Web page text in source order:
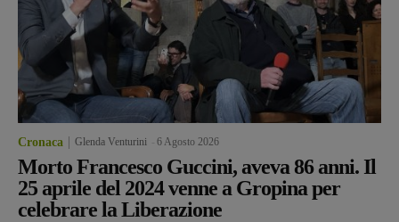
Cronaca Glenda Venturini 6 Agosto 2026
Morto Francesco Guccini, aveva 86 anni. Il
25 aprile del 2024 venne a Gropina per
celebrare la Liberazione